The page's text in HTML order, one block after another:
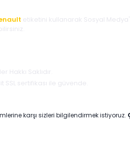
etiketini kullanarak Sosyal
Hakkı Saklıdır.
SSL sertifikası ile güvende.
karşı sizleri bilgilendirmek istiyoruz.